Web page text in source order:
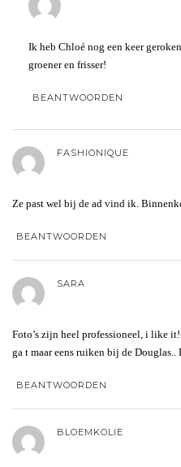
Ik heb Chloé nog een keer
groener en frisser!
BEANTWOORDEN
FASHIONIQUE
Ze past wel bij de ad vind ik.
BEANTWOORDEN
SARA
Foto’s zijn heel professioneel, i like
ga t maar eens ruiken bij de Douglas..
BEANTWOORDEN
BLOEMKOLIE